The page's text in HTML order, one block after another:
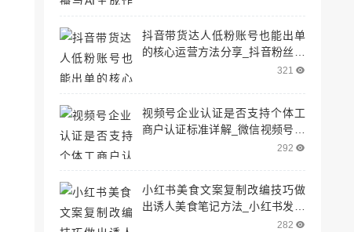
抖音带货达人低粉账号也能出单
的核心运营方法分享_抖音粉丝少
321
视频号企业认证是否支持个体工
商户认证标准详解_微信视频号企
292
小红书美食文案复制改编技巧做
出诱人美食笔记方法_小红书发美
282